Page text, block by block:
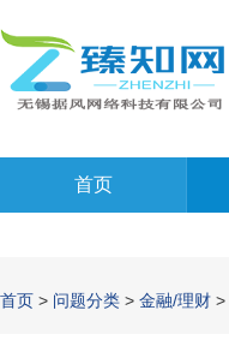
首页
首页 > 问题分类 > 金融/理财 >